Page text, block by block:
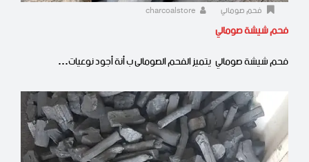
فحم صومالي
فحم شيشة صومالي
فحم شيشة صومالي يتميز الفحم الصومالى ب أنة أجود نوعيات…